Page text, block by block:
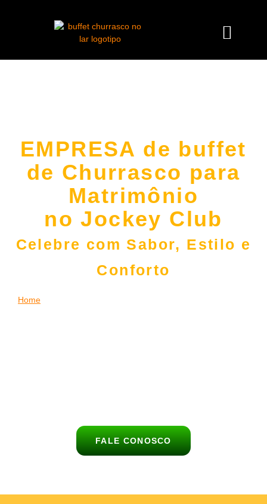
EMPRESA de buffet
de Churrasco para
Matrimônio
no Jockey Club
Celebre com Sabor, Estilo e
Conforto
Home
FALE CONOSCO